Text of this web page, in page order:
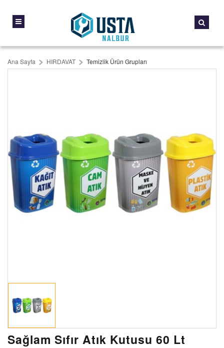
Ana Sayfa HIRDAVAT Temizlik Ürün Grupları
Sağlam Sıfır Atık Kutusu 60 Lt